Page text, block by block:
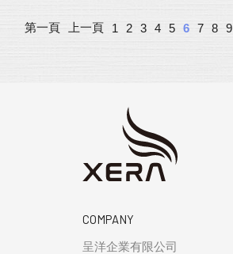
第一頁 上一頁 1 2 3 4 5 6 7 8 9
COMPANY
呈洋企業有限公司